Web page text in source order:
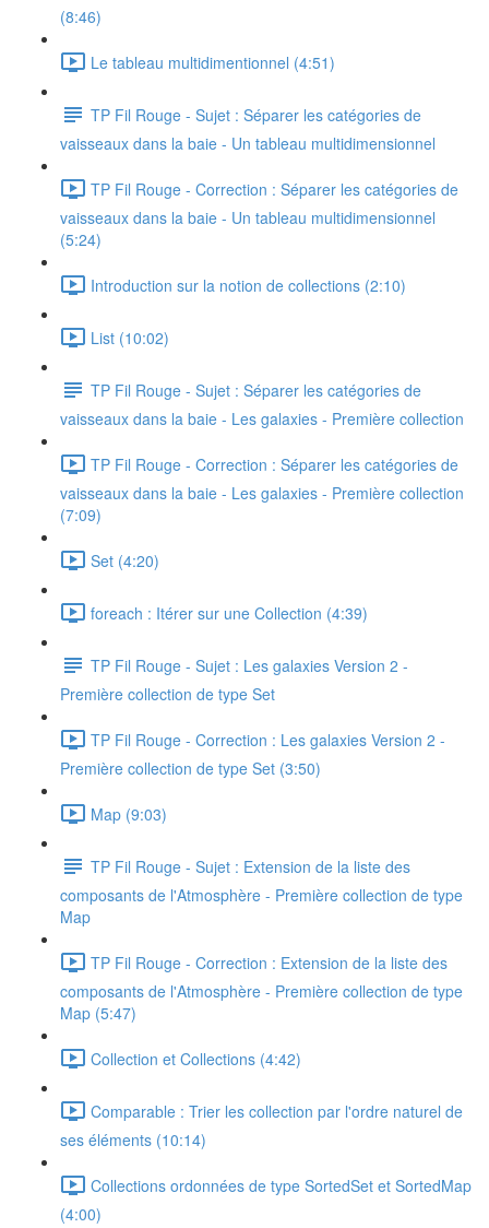
(8:46)
Le tableau multidimentionnel (4:51)
TP Fil Rouge - Sujet : Séparer les catégories de
vaisseaux dans la baie - Un tableau multidimensionnel
TP Fil Rouge - Correction : Séparer les catégories de
vaisseaux dans la baie - Un tableau multidimensionnel
(5:24)
Introduction sur la notion de collections (2:10)
List (10:02)
TP Fil Rouge - Sujet : Séparer les catégories de
vaisseaux dans la baie - Les galaxies - Première collection
TP Fil Rouge - Correction : Séparer les catégories de
vaisseaux dans la baie - Les galaxies - Première collection
(7:09)
Set (4:20)
foreach : Itérer sur une Collection (4:39)
TP Fil Rouge - Sujet : Les galaxies Version 2 -
Première collection de type Set
TP Fil Rouge - Correction : Les galaxies Version 2 -
Première collection de type Set (3:50)
Map (9:03)
TP Fil Rouge - Sujet : Extension de la liste des
composants de l'Atmosphère - Première collection de type
Map
TP Fil Rouge - Correction : Extension de la liste des
composants de l'Atmosphère - Première collection de type
Map (5:47)
Collection et Collections (4:42)
Comparable : Trier les collection par l'ordre naturel de
ses éléments (10:14)
Collections ordonnées de type SortedSet et SortedMap
(4:00)